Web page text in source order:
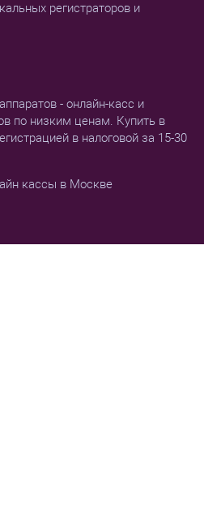
регистраторов и
- онлайн-касс и
по низким ценам. Купить в
в налоговой за 15-30
кассы в Москве